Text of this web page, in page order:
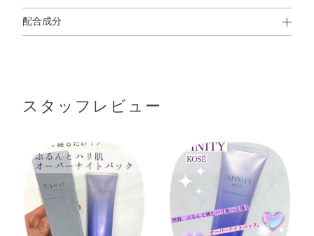
使用方法
※冷蔵庫で冷やしてお使いいただくこともできます。
●手のひらにパール粒2個くらいの量をとり、顔全体にむらなくのば
配合成分
エキス・センキュウ水・チャ葉エキス・ツボクサエキス・
2Na・PEG－11メチルエーテルジメチコン・PEG－9ジメ
チコン・（PEG－240／デシルテトラデセス－20／HDI）
コポリマー・カルボマー・クエン酸・コレステロール・ス
クワラン・ヒドロキシプロピルメチルセルロース・ミリス
チン酸イソプロピル・メントール・ラウリン酸K・水酸化
スタッフレビュー